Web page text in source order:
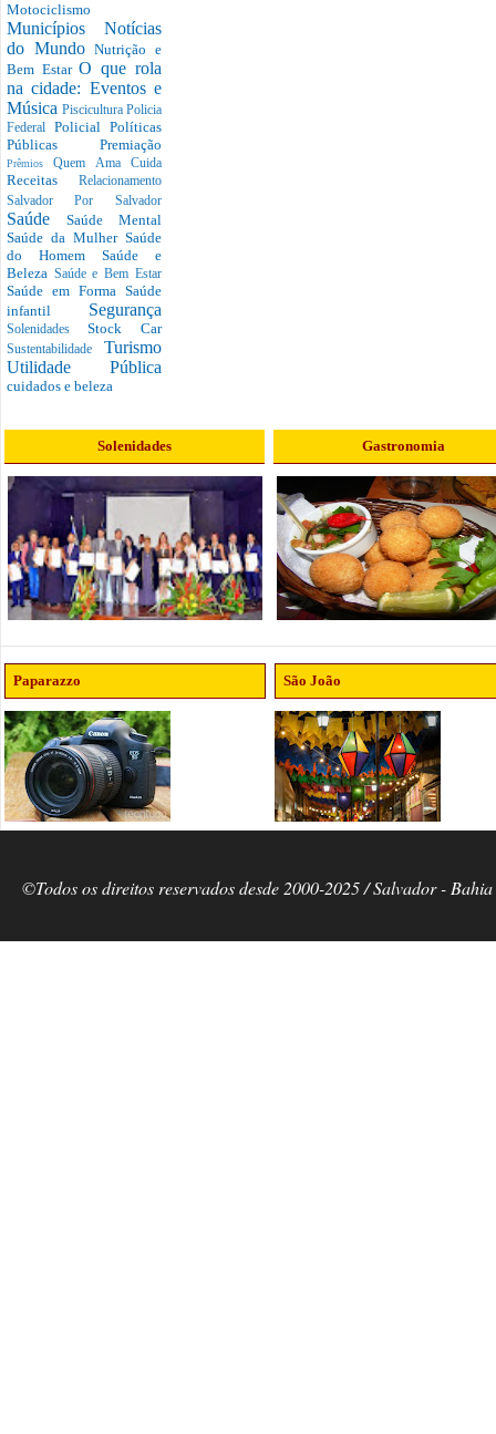
Motociclismo
Municípios Notícias
do MundoNutrição e
Bem EstarO que rola
na cidade: Eventos e
Música Piscicultura Policia
Federal Policial Políticas
Públicas Premiação
PrêmiosQuem Ama Cuida
Receitas Relacionamento
Salvador Por Salvador
Saúde Saúde Mental
Saúde da Mulher Saúde
do Homem Saúde e
Beleza Saúde e Bem Estar
Saúde em Forma Saúde
infantil Segurança
SolenidadesStock Car
Sustentabilidade Turismo
Utilidade Pública
cuidados e beleza
Solenidades Gastronomia
Paparazzo São João
©Todos os direitos reservados desde 2000-2025 / Salvador -